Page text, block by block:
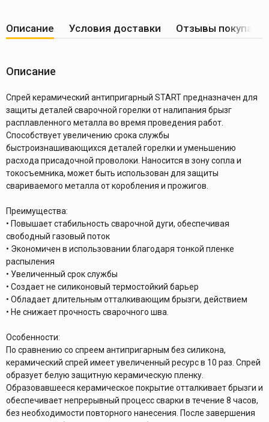
Описание Условия доставки Отзывы
Описание
Спрей керамический антипригарный START предназначен для
защиты деталей сварочной горелки от налипания брызг
расплавленного металла во время проведения работ.
Способствует увеличению срока службы
быстроизнашивающихся деталей горелки и уменьшению
расхода присадочной проволоки. Наносится в зону сопла и
токосъемника, может быть использован для защиты
свариваемого металла от коробления и прожигов.
Преимущества:
• Повышает стабильность сварочной дуги, обеспечивая
свободный газовый поток
• Экономичен в использовании благодаря тонкой пленке
распыления
• Увеличенный срок службы
• Создает не силиконовый термостойкий барьер
• Обладает длительным отталкивающим брызги, действием
• Не снижает прочность сварочного шва.
Особенности:
По сравнению со спреем антипригарным без силикона,
керамический спрей имеет увеличенный ресурс в 10 раз. Спрей
образует белую защитную керамическую пленку.
Образовавшееся керамическое покрытие отталкивает брызги и
обеспечивает непрерывный процесс сварки в течение 8 часов,
без необходимости повторного нанесения. После завершения